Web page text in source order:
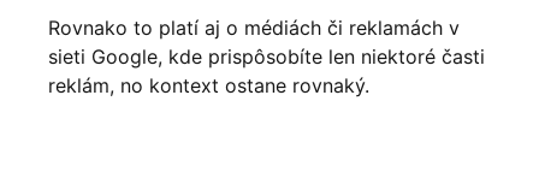
Rovnako to platí aj o médiách či reklamách v
sieti Google, kde prispôsobíte len niektoré časti
reklám, no kontext ostane rovnaký.